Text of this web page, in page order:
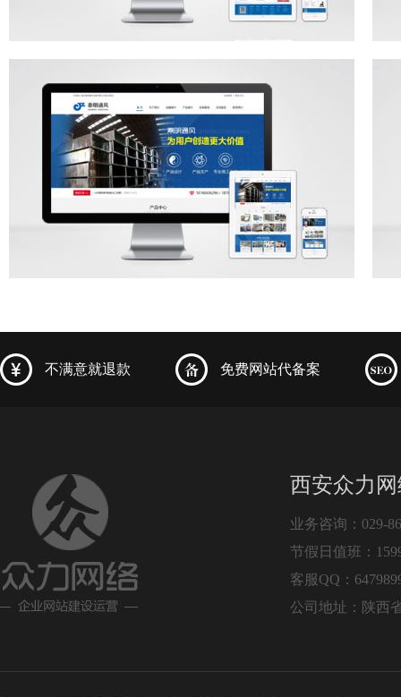
不满意就退款 免费网站代备案
西安众力
业务咨询：029-
节假日值班：
客服QQ：
公司地址：陕西